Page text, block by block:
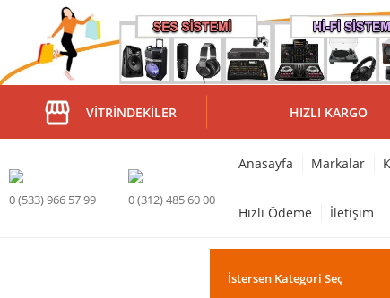
VITRINDEKILER HIZLI KARGO
0 (533) 966 57 99 0 (312) 485 60 00
Anasayfa Markalar
Hızlı Ödeme İletişim